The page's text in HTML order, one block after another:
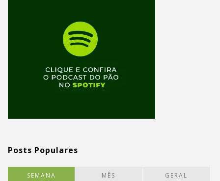
Posts Populares
SEMANA MÊS GERAL